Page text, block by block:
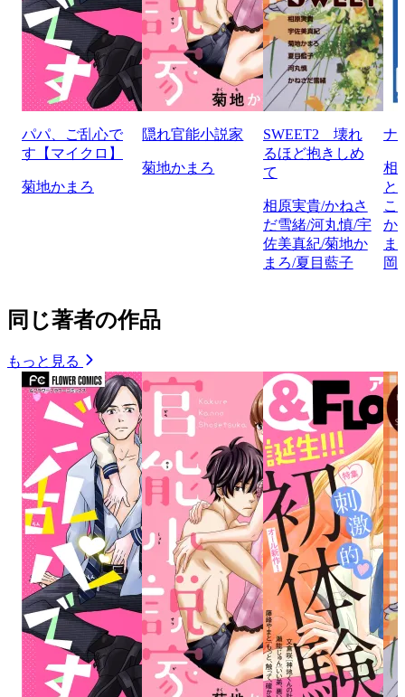
パパ、ご乱心で
す【マイクロ】
菊地かまろ
隠れ官能小説家
菊地かまろ
SWEET2 壊れ
るほど抱きしめ
て
相原実貴/かねさ
だ雪緒/河丸慎/宇
佐美真紀/菊地か
まろ/夏目藍子
ナ
相
と
こ
か
ま
同じ著者の作品
もっと見る